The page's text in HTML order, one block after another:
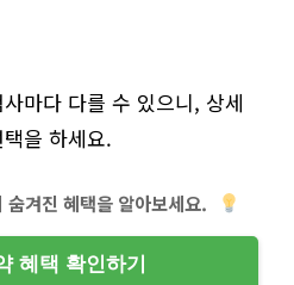
마다 다를 수 있으니, 상세
을 하세요.
숨겨진 혜택을 알아보세요.
혜택 확인하기